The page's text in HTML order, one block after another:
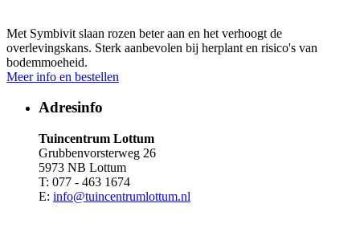
Met Symbivit slaan rozen beter aan en het verhoogt de
overlevingskans. Sterk aanbevolen bij herplant en risico's van
bodemmoeheid.
Meer info en bestellen
Adresinfo
Tuincentrum Lottum
Grubbenvorsterweg 26
5973 NB Lottum
T: 077 - 463 1674
E: info@tuincentrumlottum.nl